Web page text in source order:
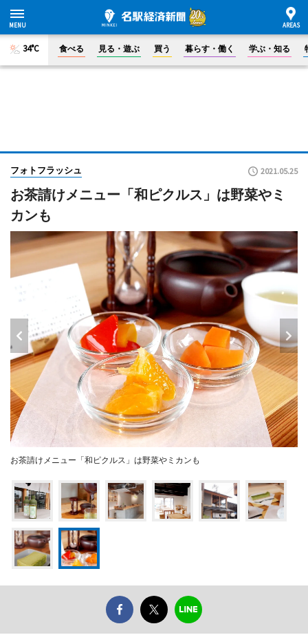
34°C 食べる 見る・遊ぶ 買う 暮らす・働く 学ぶ・知る
フォトフラッシュ 2021.05.25
お茶請けメニュー「和ピクルス」は野菜やミ
カンも
お茶請けメニュー「和ピクルス」は野菜やミカンも